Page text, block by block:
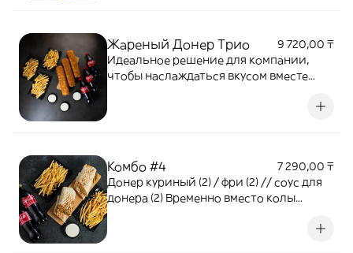
Жареный Донер Трио
9 720,00 ₸
Идеальное решение для компании,
чтобы наслаждаться вкусом вместе
Комбо #4
7 290,00 ₸
Донер куриный (2) / фри (2) // соус для
донера (2) Временно вместо колы